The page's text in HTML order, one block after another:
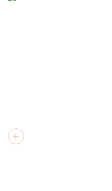
Previous slide